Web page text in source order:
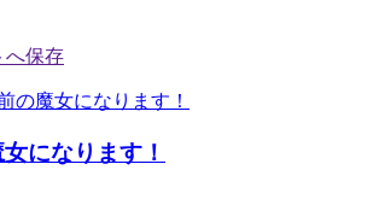
になります！